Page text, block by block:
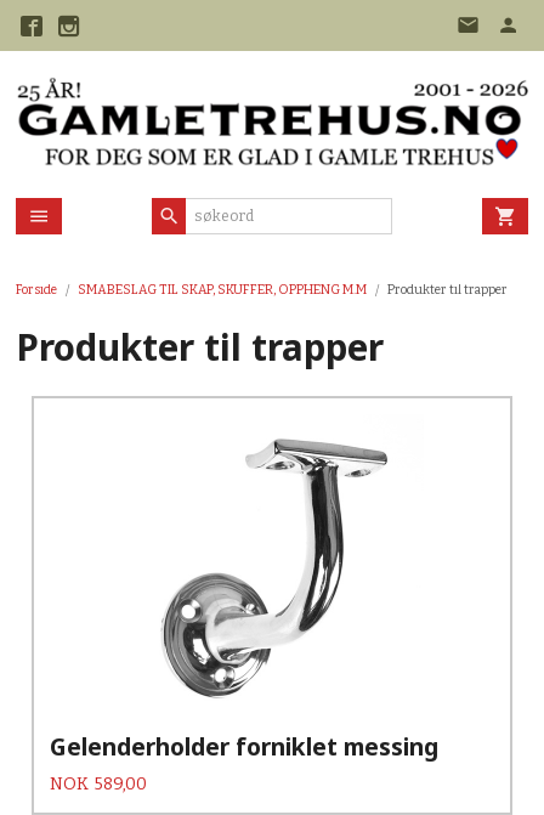
Forside SMÅBESLAG TIL SKAP, SKUFFER, OPPHENG M.M Produkter til trapper
Produkter til trapper
Gelenderholder forniklet messing
Pris
NOK 589,00